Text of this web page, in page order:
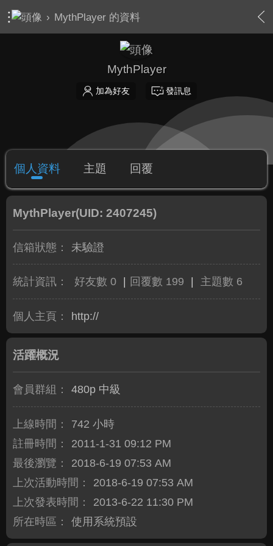
› MythPlayer 的資料
MythPlayer
加為好友 發訊息
個人資料 主題 回覆
MythPlayer(UID: 2407245)
信箱狀態： 未驗證
統計資訊： 好友數 0 回覆數 199 主題數 6
個人主頁： http://
活躍概況
會員群組： 480p 中級
上線時間：
742 小時
註冊時間：
2011-1-31 09:12 PM
最後瀏覽：
2018-6-19 07:53 AM
上次活動時間：
2018-6-19 07:53 AM
上次發表時間：
2013-6-22 11:30 PM
所在時區：
使用系統預設